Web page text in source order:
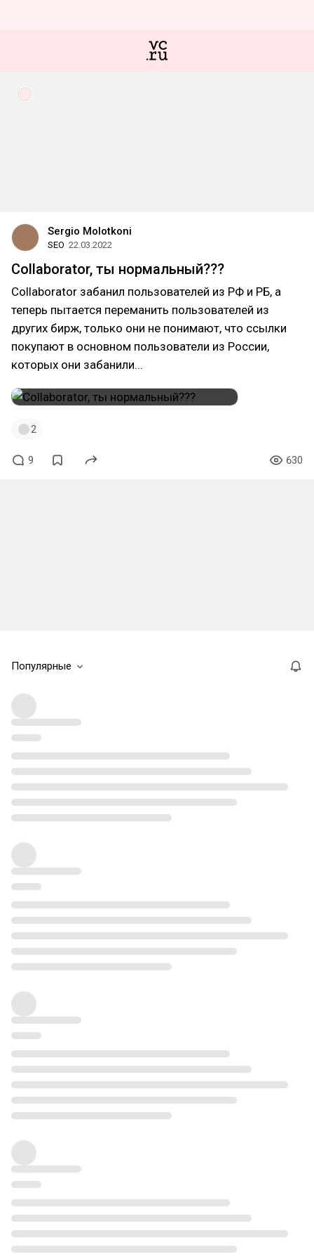
Sergio Molotkoni
SEO 22.03.2022
Collaborator, ты нормальный???
Collaborator забанил пользователей из РФ и РБ, а
теперь пытается переманить пользователей из
других бирж, только они не понимают, что ссылки
покупают в основном пользователи из России,
которых они забанили...
2
9 630
Популярные